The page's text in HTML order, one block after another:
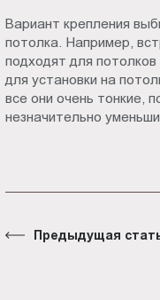
Вариант крепления
потолка. Например,
подходят для
для установки на
все они очень тонкие,
незначительно
Предыдущая